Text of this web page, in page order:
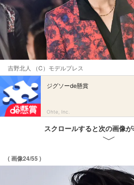
吉野北人 （C）モデルプレス
ジグソーde懸賞
Ohte, Inc.
スクロールすると次の画像
( 画像24/55 )